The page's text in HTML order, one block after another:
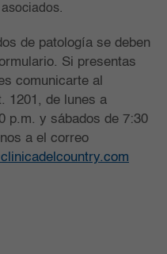
de patología se deben
Si presentas
comunicarte al
1201, de lunes a
p.m. y sábados de 7:30
a el correo